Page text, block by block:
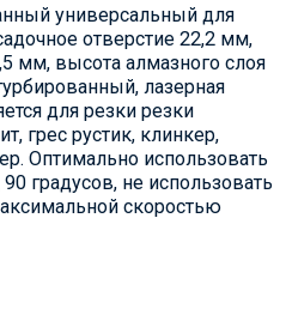
универсальный для
отверстие 22,2 мм,
мм, высота алмазного слоя
лазерная
для резки резки
грес рустик, клинкер,
Оптимально использовать
градусов, не использовать
скоростью